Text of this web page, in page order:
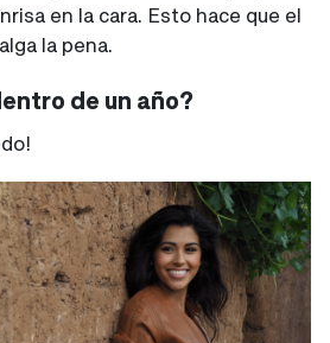
en la cara. Esto hace que el
la pena.
de un año?